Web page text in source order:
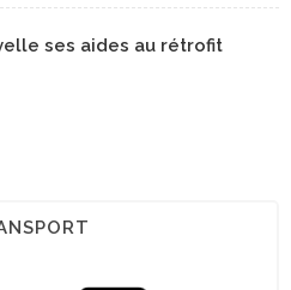
ses aides au rétrofit